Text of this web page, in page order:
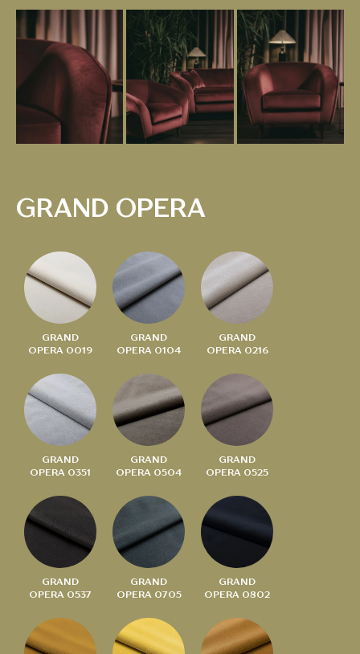
GRAND OPERA
GRAND
OPERA 0019
GRAND
OPERA 0104
GRAND
OPERA 0216
GRAND
OPERA 0351
GRAND
OPERA 0504
GRAND
OPERA 0525
GRAND
OPERA 0537
GRAND
OPERA 0705
GRAND
OPERA 0802